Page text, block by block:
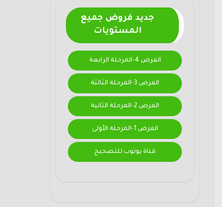
جديد فروض جميع
المستويات
الفرض 4-المرحلة الرابعة
الفرض 3-المرحلة الثالثة
الفرض 2-المرحلة الثانية
الفرض 1-المرحلة الأولى
قناة يوتوب للتصحيح